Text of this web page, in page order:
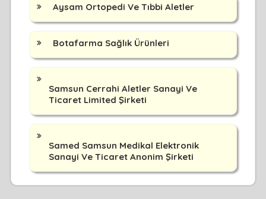
Aysam Ortopedi Ve Tıbbi Aletler
Botafarma Sağlık Ürünleri
Samsun Cerrahi Aletler Sanayi Ve
Ticaret Limited Şirketi
Samed Samsun Medikal Elektronik
Sanayi Ve Ticaret Anonim Şirketi